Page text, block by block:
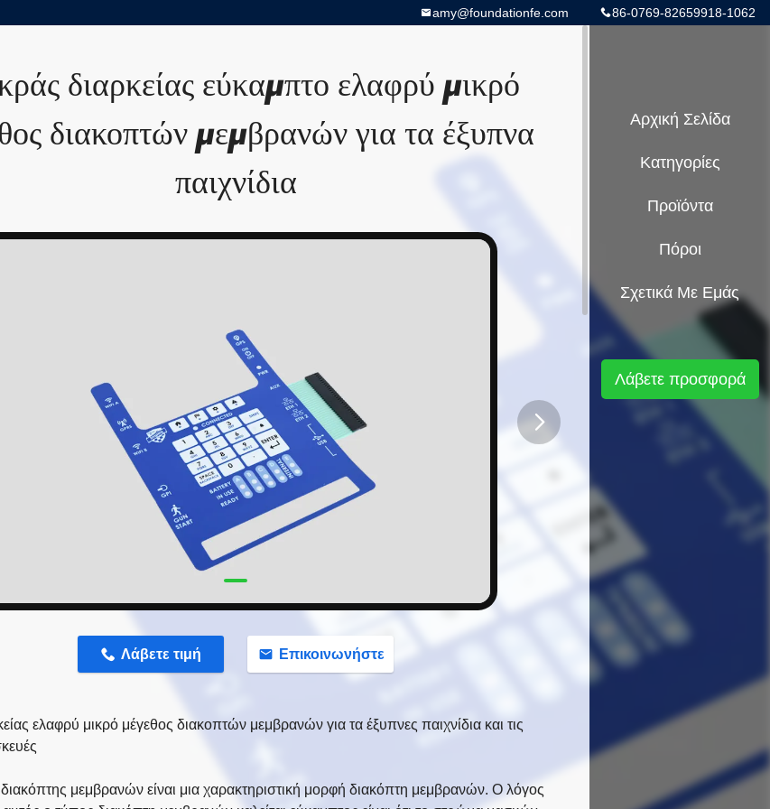
86-0769-82659918-1062
amy@foundationfe.com
διαρκείας εύκαμπτο ελαφρύ μικρό
διακοπτών μεμβρανών για τα έξυπνα
παιχνίδια
button
Λάβετε τιμή Επικοινωνήστε
ελαφρύ μικρό μέγεθος διακοπτών μεμβρανών για τα έξυπνες παιχνίδια και τις
μεμβρανών είναι μια χαρακτηριστική μορφή διακόπτη μεμβρανών. Ο λόγος
Αρχική Σελίδα
Κατηγορίες
Προϊόντα
Πόροι
Σχετικά Με Εμάς
Λάβετε προσφορά